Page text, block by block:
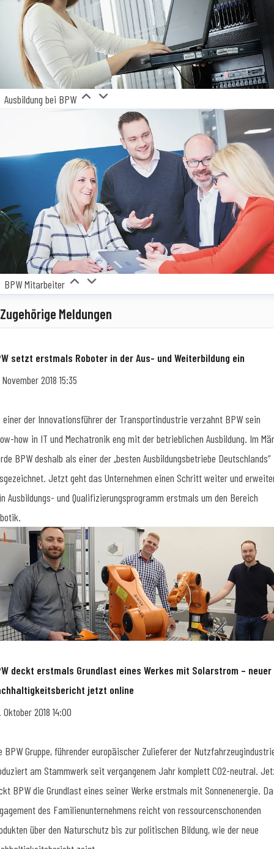
Ausbildung bei BPW
BPW Mitarbeiter
Zugehörige Meldungen
setzt erstmals Roboter in der Aus- und Weiterbildung ein
November 2018 15:35
einer der Innovationsführer der Transportindustrie verzahnt BPW sein
how in IT und Mechatronik eng mit der betrieblichen Ausbildung. Im
BPW deshalb als einer der „besten Ausbildungsbetriebe Deutschlands“
Jetzt geht das Unternehmen einen Schritt weiter und
Ausbildungs- und Qualifizierungsprogramm erstmals um den Bereich
deckt erstmals Grundlast eines Werkes mit Solarstrom – neuer
jetzt online
Oktober 2018 14:00
BPW Gruppe, führender europäischer Zulieferer der
am Stammwerk seit vergangenem Jahr komplett CO2-neutral.
BPW die Grundlast eines seiner Werke erstmals mit Sonnenenergie.
des Familienunternehmens reicht von ressourcenschonenden
über den Naturschutz bis zur politischen Bildung, wie der neue